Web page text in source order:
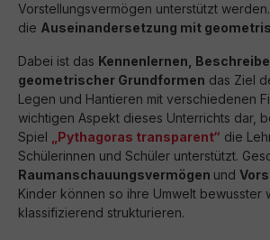
Vorstellungsvermögen unterstützt
die Auseinandersetzung mit
Dabei ist das Kennenlernen,
geometrischer Grundformen das Ziel
Legen und Hantieren mit verschiedenen
wichtigen Aspekt dieses Unterrichts dar,
Spiel
„Pythagoras transparent“ die
Schülerinnen und Schüler unterstützt.
Raumanschauungsvermögen und
Kinder können so ihre Umwelt bewusster
klassifizierend strukturieren.